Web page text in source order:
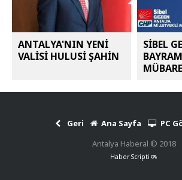
ANTALYA'NIN YENİ
VALİSİ HULUSİ ŞAHİN
SİBEL
Geri Ana Sayfa
PC
Antalya Haberal © 2018
Haber Scripti